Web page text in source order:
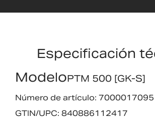
Especificación
ModeloPTM 500 [GK-S]
Número de artículo: 7000017095
GTIN/UPC: 840886112417